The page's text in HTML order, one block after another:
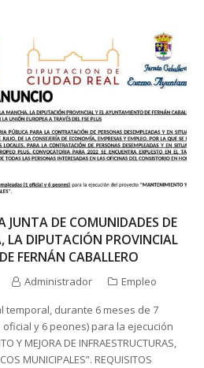
JUNTA DE COMUNIDADES DE
LA DIPUTACIÓN PROVINCIAL
FERNÁN CABALLERO
Administrador
Empleo
temporal, durante 6 meses de 7
y 6 peones) para la ejecución
Y MEJORA DE INFRAESTRUCTURAS,
MUNICIPALES”. REQUISITOS